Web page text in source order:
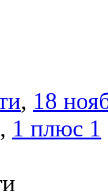
, 18
, 1 плюс 1